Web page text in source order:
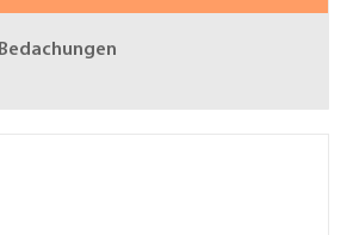
Bedachungen